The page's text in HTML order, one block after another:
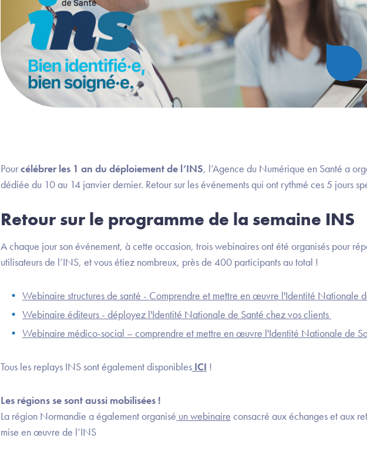
Pourcélébrer les 1 an du déploiement de l’INS, l’Agence du Numérique en Santé a
dédiée du 10 au 14 janvier dernier. Retour sur les événements qui ont rythmé ces 5 jours
Retour sur le programme de la semaine INS
A chaque jour son événement, à cette occasion, trois webinaires ont été organisés pour
utilisateurs de l’INS, et vous étiez nombreux, près de 400 participants au total !
Webinaire structures de santé - Comprendre et mettre en œuvre l'Identité Nationale
Webinaire éditeurs - déployez l'Identité Nationale de Santé chez vos clients
Webinaire médico-social – comprendre et mettre en œuvre l'Identité Nationale de
Tous les replays INS sont également disponibles ICI !
Les régions se sont aussi mobilisées !
La région Normandie a également organisé un webinaire consacré aux échanges et aux
mise en œuvre de l’INS